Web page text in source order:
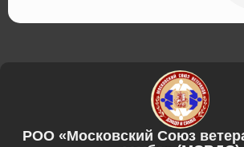
РОО «Московский Союз